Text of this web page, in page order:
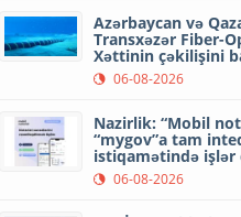
Azərbaycan və
Transxəzər Fiber-
Xəttinin çəkilişini
06-08-2026
Nazirlik: “Mobil
“mygov”a tam
istiqamətində
06-08-2026